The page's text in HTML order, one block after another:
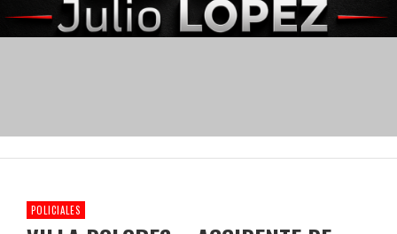
POLICIALES